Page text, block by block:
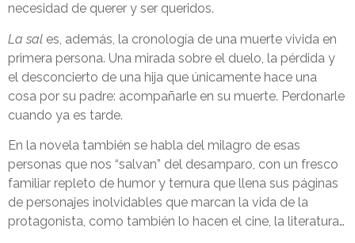
necesidad de querer y ser queridos.
La sal es, además, la cronología de una muerte vivida en
primera persona. Una mirada sobre el duelo, la pérdida y
el desconcierto de una hija que únicamente hace una
cosa por su padre: acompañarle en su muerte. Perdonarle
cuando ya es tarde.
En la novela también se habla del milagro de esas
personas que nos “salvan” del desamparo, con un fresco
familiar repleto de humor y ternura que llena sus páginas
de personajes inolvidables que marcan la vida de la
protagonista, como también lo hacen el cine, la literatura…